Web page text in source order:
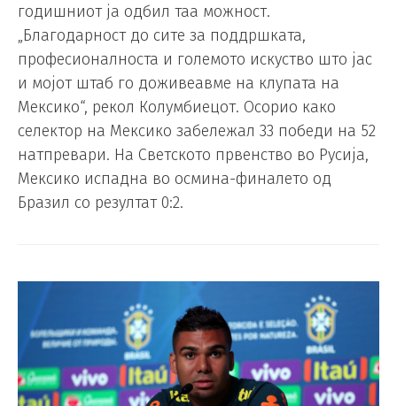
годишниот ја одбил таа можност.
„Благодарност до сите за поддршката,
професионалноста и големото искуство што јас
и мојот штаб го доживеавме на клупата на
Мексико“, рекол Колумбиецот. Осорио како
селектор на Мексико забележал 33 победи на 52
натпревари. На Светското првенство во Русија,
Мексико испадна во осмина-финалето од
Бразил со резултат 0:2.